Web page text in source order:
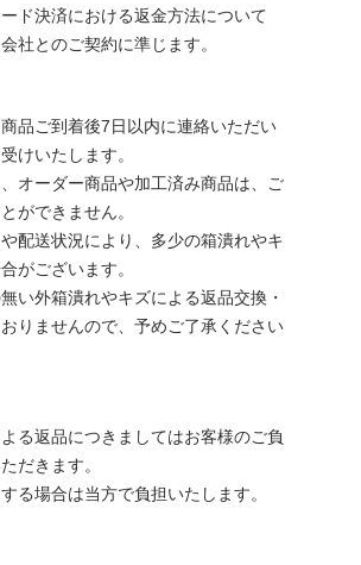
ド決済における返金方法について
社とのご契約に準じます。
品ご到着後7日以内に連絡いただい
けいたします。
オーダー商品や加工済み商品は、ご
ができません。
配送状況により、多少の箱潰れやキ
がございます。
い外箱潰れやキズによる返品交換・
りませんので、予めご了承ください
る返品につきましてはお客様のご負
だきます。
る場合は当方で負担いたします。